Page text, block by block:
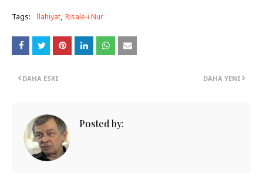
Tags: İlahiyat Risale-i Nur
DAHA YENI
DAHA ESKI
Posted by: